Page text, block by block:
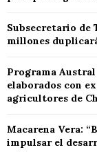
Subsecretario de
millones
Programa
elaborados con
agricultores de
Macarena Vera:
impulsar el